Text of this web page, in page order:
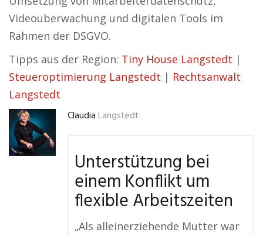
Videoüberwachung und digitalen Tools im
Rahmen der DSGVO.
Tipps aus der Region: Tiny House Langstedt |
Steueroptimierung Langstedt | Rechtsanwalt
Langstedt
Claudia Langstedt
Unterstützung bei
einem Konflikt um
flexible Arbeitszeiten
„Als alleinerziehende Mutter war